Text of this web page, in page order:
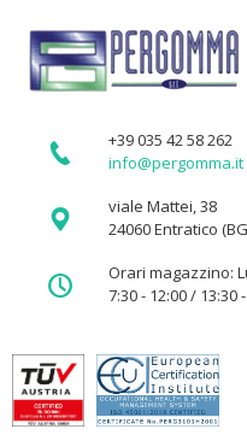
+39 035 42 58 262
info@pergomma.it
viale Mattei, 38
24060 Entratico
Orari magazzino:
7:30 - 12:00 / 13:30